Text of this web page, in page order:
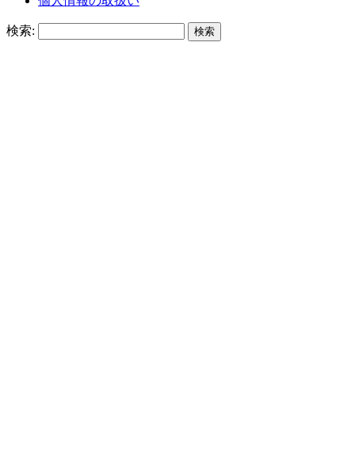
検索: